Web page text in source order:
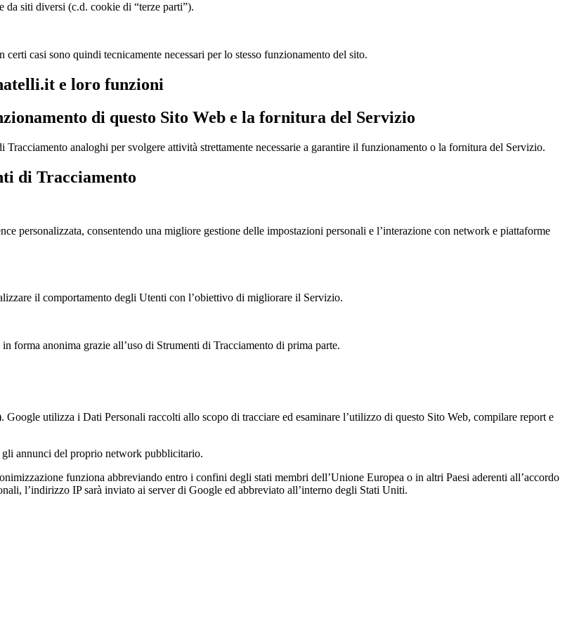
da siti diversi (c.d. cookie di “terze parti”).
casi sono quindi tecnicamente necessari per lo stesso funzionamento del sito.
e loro funzioni
di questo Sito Web e la fornitura del Servizio
analoghi per svolgere attività strettamente necessarie a garantire il funzionamento o la fornitura del Servizio.
di Tracciamento
personalizzata, consentendo una migliore gestione delle impostazioni personali e l’interazione con network e piattaforme
il comportamento degli Utenti con l’obiettivo di migliorare il Servizio.
forma anonima grazie all’uso di Strumenti di Tracciamento di prima parte.
utilizza i Dati Personali raccolti allo scopo di tracciare ed esaminare l’utilizzo di questo Sito Web, compilare report e
gli annunci del proprio network pubblicitario.
funziona abbreviando entro i confini degli stati membri dell’Unione Europea o in altri Paesi aderenti all’accordo
l’indirizzo IP sarà inviato ai server di Google ed abbreviato all’interno degli Stati Uniti.